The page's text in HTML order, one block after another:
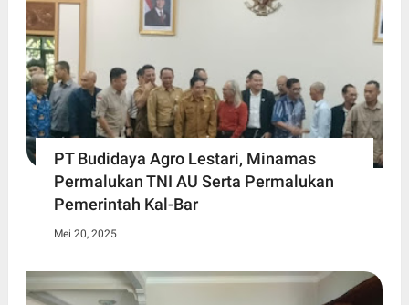
PT Budidaya Agro Lestari, Minamas
Permalukan TNI AU Serta Permalukan
Pemerintah Kal-Bar
Mei 20, 2025